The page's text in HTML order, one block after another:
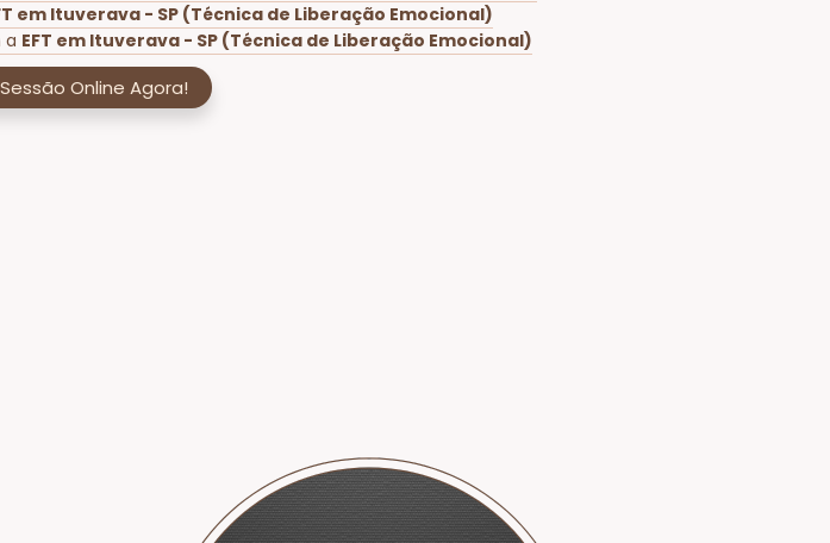
em Ituverava - SP (Técnica de Liberação Emocional)
a EFT em Ituverava - SP (Técnica de Liberação Emocional)
Online Agora!